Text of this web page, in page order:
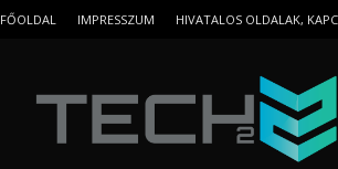
FŐOLDAL IMPRESSZUM HIVATALOS OLDALAK,